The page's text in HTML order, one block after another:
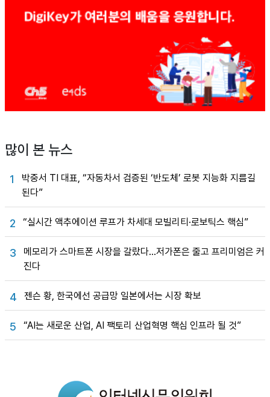
많이 본 뉴스
1
박중서 TI 대표, “자동차서 검증된 ‘반도체’ 로봇 지능화 지름길
된다”
2 “실시간 액추에이션 루프가 차세대 모빌리티·로보틱스 핵심”
3
메모리가 스마트폰 시장을 갈랐다…저가폰은 줄고 프리미엄은 커
진다
4 젠슨 황, 한국에선 공급망 일본에서는 시장 확보
5 “AI는 새로운 산업, AI 팩토리 산업혁명 핵심 인프라 될 것”